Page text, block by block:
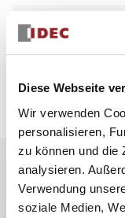
Diese Webseite
Wir verwenden
personalisieren,
zu können und die
analysieren.
Verwendung
soziale Medien,
Menge auswählen
Hauptmerkmale